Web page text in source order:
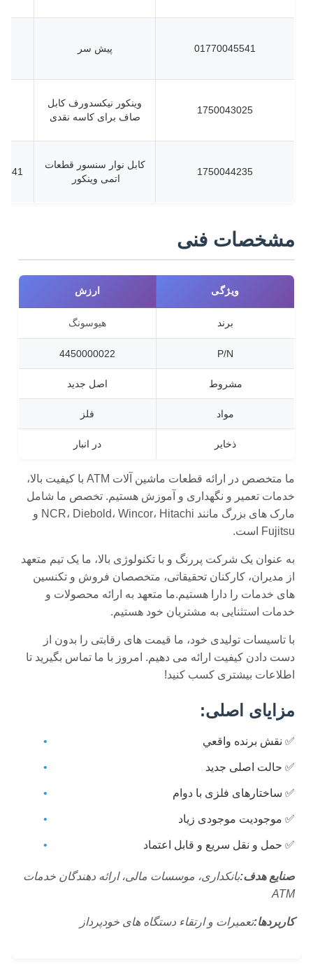
01770045541 پیش سر
1750043025
وینکور نیکسدورف کابل
صاف برای کاسه نقدی
1750044235
کابل نوار سنسور قطعات
اتمی وینکور
مشخصات فنی
ویژگی ارزش
برند هیوسونگ
P/N
4450000022
مشروط اصل جدید
مواد فلز
ذخایر در انبار
ما متخصص در ارائه قطعات ماشین آلات ATM با کیفیت بالا،
خدمات تعمیر و نگهداری و آموزش هستیم. تخصص ما شامل
مارک های بزرگ مانند NCR، Diebold، Wincor، Hitachi و
Fujitsu است.
به عنوان یک شرکت پررنگ و با تکنولوژی بالا، ما یک تیم متعهد
از مدیران، کارکنان تحقیقاتی، متخصصان فروش و تکنسین
های خدمات را دارا هستیم.ما متعهد به ارائه محصولات و
خدمات استثنایی به مشتریان خود هستیم.
با تاسیسات تولیدی خود، ما قیمت های رقابتی را بدون از
دست دادن کیفیت ارائه می دهیم. امروز با ما تماس بگیرید تا
اطلاعات بیشتری کسب کنید!
مزایای اصلی:
✅ نقش برنده واقعي
✅ حالت اصلی جدید
✅ ساختارهای فلزی با دوام
✅ موجودیت موجودی زیاد
✅ حمل و نقل سریع و قابل اعتماد
صنایع هدف:بانکداری، موسسات مالی، ارائه دهندگان خدمات
ATM
کاربردها:تعمیرات و ارتقاء دستگاه های خودپرداز